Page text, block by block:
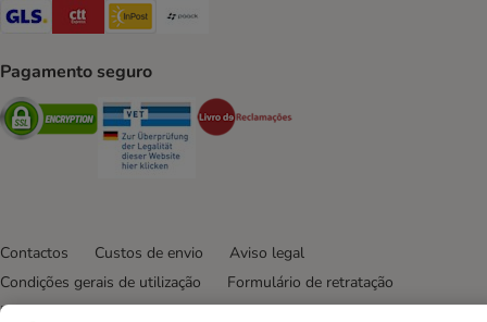
GLS Shipping Method
CTTExpress Shipping Method
InPost Shipping Method
Pagamento seguro
Security Security
Contactos Custos de envio
Aviso legal
Condições gerais de utilização
Formulário de retratação
Métodos de pagamento